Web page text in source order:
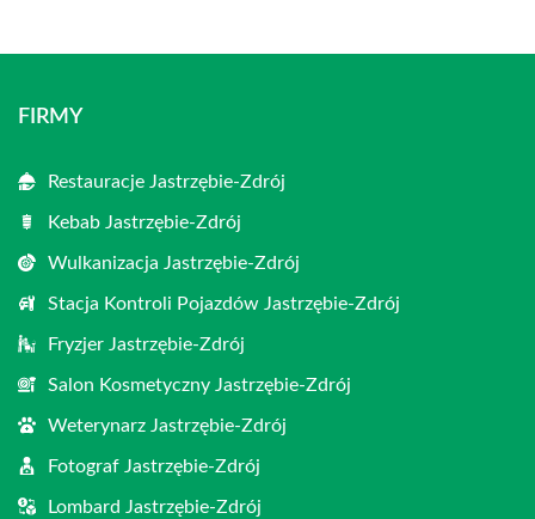
FIRMY
Restauracje Jastrzębie-Zdrój
Kebab Jastrzębie-Zdrój
Wulkanizacja Jastrzębie-Zdrój
Stacja Kontroli Pojazdów Jastrzębie-Zdrój
Fryzjer Jastrzębie-Zdrój
Salon Kosmetyczny Jastrzębie-Zdrój
Weterynarz Jastrzębie-Zdrój
Fotograf Jastrzębie-Zdrój
Lombard Jastrzębie-Zdrój